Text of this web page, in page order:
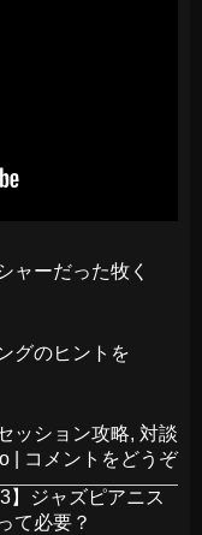
ャーだった牧く
グのヒントを
ッション攻略, 対談
コメントをどうぞ
】ジャズピアニス
必要？